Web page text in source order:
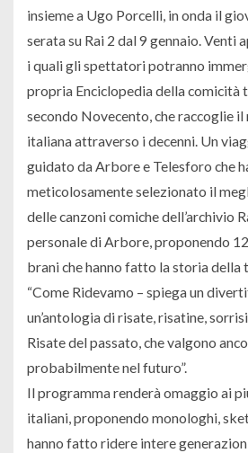
insieme a Ugo Porcelli, in onda il
serata su Rai 2 dal 9 gennaio. Venti
i quali gli spettatori potranno
propria Enciclopedia della comicità
secondo Novecento, che raccoglie
italiana attraverso i decenni. Un
guidato da Arbore e Telesforo che
meticolosamente selezionato il
delle canzoni comiche dell’archivio
personale di Arbore, proponendo
brani che hanno fatto la storia della
“Come Ridevamo – spiega un
un’antologia di risate, risatine,
Risate del passato, che valgono
probabilmente nel futuro”.
Il programma renderà omaggio ai
italiani, proponendo monologhi,
hanno fatto ridere intere